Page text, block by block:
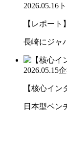
2026.05.16
【レポー
長崎にジャ
2026.05.15
【核心イ
日本型ベン